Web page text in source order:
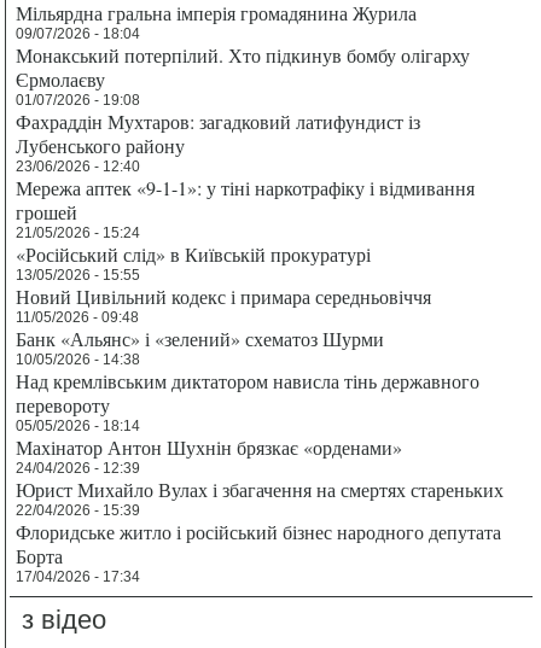
Мільярдна гральна імперія громадянина Журила
09/07/2026 - 18:04
Монакський потерпілий. Хто підкинув бомбу олігарху
Єрмолаєву
01/07/2026 - 19:08
Фахраддін Мухтаров: загадковий латифундист із
Лубенського району
23/06/2026 - 12:40
Мережа аптек «9-1-1»: у тіні наркотрафіку і відмивання
грошей
21/05/2026 - 15:24
«Російський слід» в Київській прокуратурі
13/05/2026 - 15:55
Новий Цивільний кодекс і примара середньовіччя
11/05/2026 - 09:48
Банк «Альянс» і «зелений» схематоз Шурми
10/05/2026 - 14:38
Над кремлівським диктатором нависла тінь державного
перевороту
05/05/2026 - 18:14
Махінатор Антон Шухнін брязкає «орденами»
24/04/2026 - 12:39
Юрист Михайло Вулах і збагачення на смертях стареньких
22/04/2026 - 15:39
Флоридське житло і російський бізнес народного депутата
Борта
17/04/2026 - 17:34
з відео